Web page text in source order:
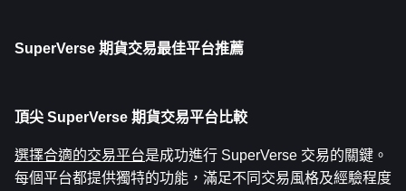
SuperVerse 期貨交易最佳平台推薦
頂尖 SuperVerse 期貨交易平台比較
選擇合適的交易平台是成功進行 SuperVerse 交易的關鍵。
每個平台都提供獨特的功能，滿足不同交易風格及經驗程度